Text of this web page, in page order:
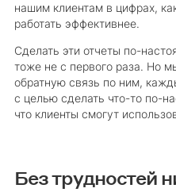
нашим клиентам в цифрах,
работать эффективнее.
Сделать эти отчеты по-
тоже не с первого раза. Но
обратную связь по ним,
с целью сделать что-то по-
что клиенты смогут
Без трудностей